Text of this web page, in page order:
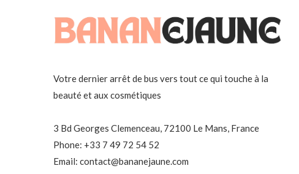
Votre dernier arrêt de bus vers tout ce qui touche à la
beauté et aux cosmétiques
3 Bd Georges Clemenceau, 72100 Le Mans, France
Phone: +33 7 49 72 54 52
Email: contact@bananejaune.com